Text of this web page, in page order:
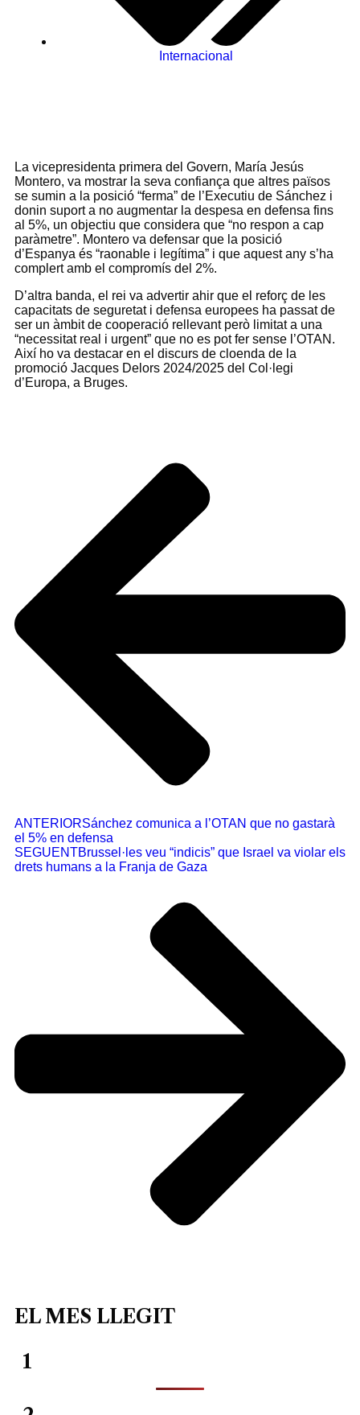
Internacional
La vicepresidenta primera del Govern, María Jesús
Montero, va mostrar la seva confiança que altres països
se sumin a la posició “ferma” de l’Executiu de Sánchez i
donin suport a no augmentar la despesa en defensa fins
al 5%, un objectiu que considera que “no respon a cap
paràmetre”. Montero va defensar que la posició
d’Espanya és “raonable i legítima” i que aquest any s’ha
complert amb el compromís del 2%.
D’altra banda, el rei va advertir ahir que el reforç de les
capacitats de seguretat i defensa europees ha passat de
ser un àmbit de cooperació rellevant però limitat a una
“necessitat real i urgent” que no es pot fer sense l’OTAN.
Així ho va destacar en el discurs de cloenda de la
promoció Jacques Delors 2024/2025 del Col·legi
d’Europa, a Bruges.
ANTERIORSánchez comunica a l’OTAN que no gastarà
el 5% en defensa
SEGUENTBrussel·les veu “indicis” que Israel va violar els
drets humans a la Franja de Gaza
EL MES LLEGIT
1